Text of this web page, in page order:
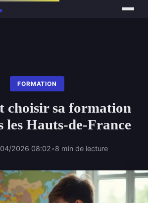
FORMATION
choisir sa formation
les Hauts-de-France
2026 08:02•8 min de lecture